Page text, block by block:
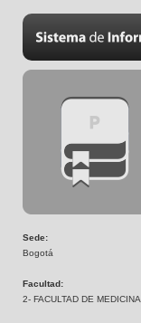
Sede:
Bogotá
Facultad:
2- FACULTAD DE MEDICINA